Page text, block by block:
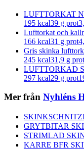
LUFTTORKAT
195 kcal39 g prot
Lufttorkat och
166 kcal31 g prot
Gris skinka
245 kcal31,9 g prot
LUFTTORKAD
297 kcal29 g prot
Mer från Nyhléns
GRYTBITAR
STRIMLAD
KARRE BFR